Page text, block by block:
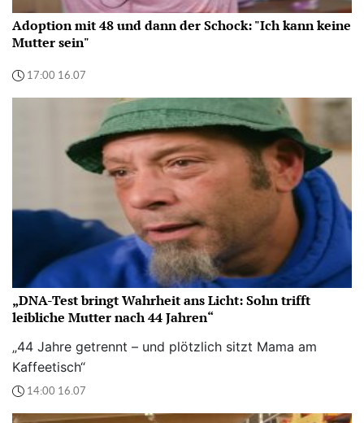
Adoption mit 48 und dann der Schock: "Ich kann keine
Mutter sein"
17:00 16.07
„DNA-Test bringt Wahrheit ans Licht: Sohn trifft
leibliche Mutter nach 44 Jahren“
„44 Jahre getrennt – und plötzlich sitzt Mama am
Kaffeetisch“
14:00 16.07